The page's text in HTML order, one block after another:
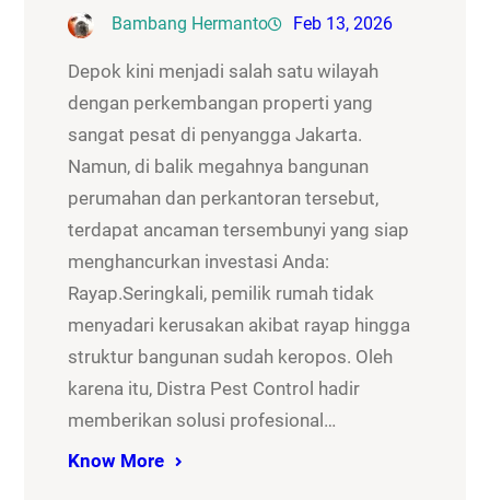
Bambang Hermanto Feb 13, 2026
Depok kini menjadi salah satu wilayah
dengan perkembangan properti yang
sangat pesat di penyangga Jakarta.
Namun, di balik megahnya bangunan
perumahan dan perkantoran tersebut,
terdapat ancaman tersembunyi yang siap
menghancurkan investasi Anda:
Rayap.Seringkali, pemilik rumah tidak
menyadari kerusakan akibat rayap hingga
struktur bangunan sudah keropos. Oleh
karena itu, Distra Pest Control hadir
memberikan solusi profesional…
Know More